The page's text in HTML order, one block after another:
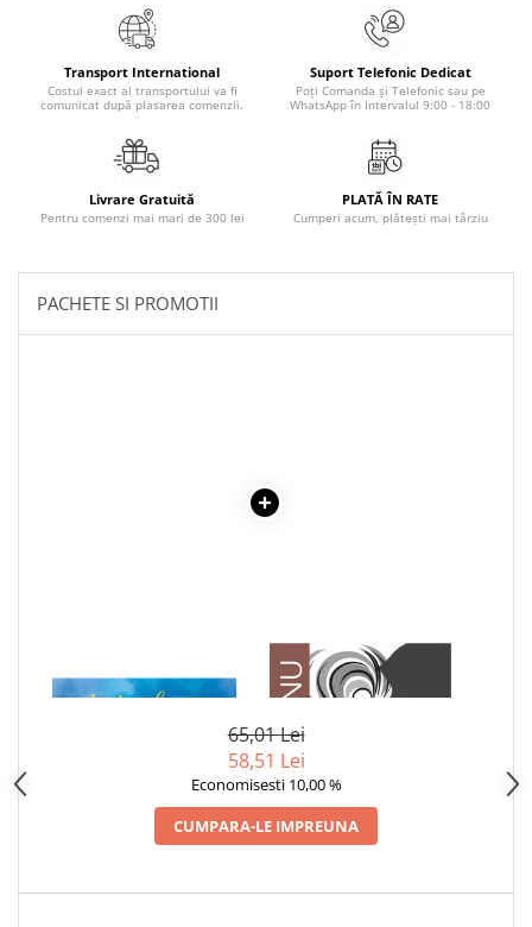
Senzatii/Dragoste
Senzatii/Erotic
Senzatii/Suspans
Senzatii/Thriller
SF & Fantasy
Teatru
Umor
Birotica & Papetarie
Caiete si Carnetele scolare
Ghiozdane si Penare scolare
Instrumente de scris
Instrumente si Truse Geometrie
Transport International
Costul exact al transportului va fi
comunicat după plasarea comenzii.
Suport Telefonic Dedicat
Poți Comanda și Telefonic sau pe
WhatsApp în Intervalul 9:00 - 18:00
Livrare Gratuită
Pentru comenzi mai mari de 300 lei
PLATĂ ÎN RATE
Cumperi acum, plătești mai târziu
PACHETE SI PROMOTII
CRACIUN
1 x ADAM SI EVA
65,01 Lei
58,51 Lei
Economisesti 10,00 %
CUMPARA-LE IMPREUNA